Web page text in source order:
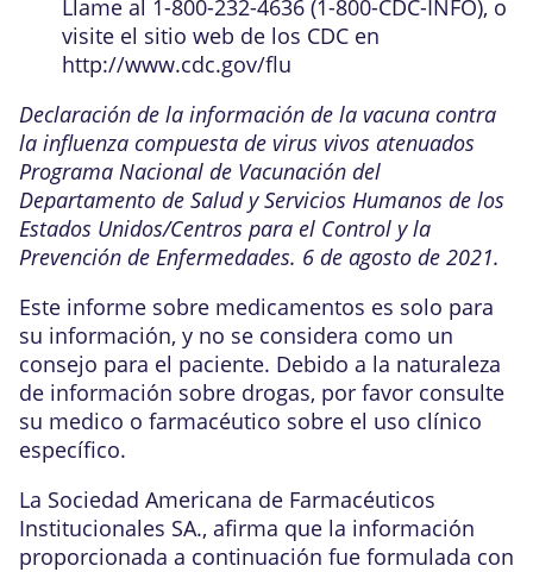
Llame al 1-800-232-4636 (1-800-CDC-INFO), o
visite el sitio web de los CDC en
http://www.cdc.gov/flu
Declaración de la información de la vacuna contra
la influenza compuesta de virus vivos atenuados
Programa Nacional de Vacunación del
Departamento de Salud y Servicios Humanos de los
Estados Unidos/Centros para el Control y la
Prevención de Enfermedades. 6 de agosto de 2021.
Este informe sobre medicamentos es solo para
su información, y no se considera como un
consejo para el paciente. Debido a la naturaleza
de información sobre drogas, por favor consulte
su medico o farmacéutico sobre el uso clínico
específico.
La Sociedad Americana de Farmacéuticos
Institucionales SA., afirma que la información
proporcionada a continuación fue formulada con